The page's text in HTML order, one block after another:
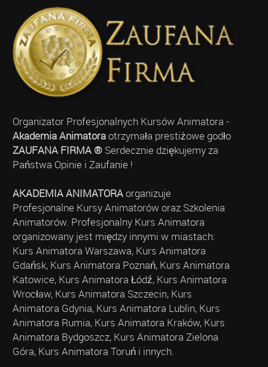
Organizator Profesjonalnych Kursów Animatora -
Akademia Animatoraotrzymała prestiżowe godło
ZAUFANA FIRMA ®Serdecznie dziękujemy za
Państwa Opinie i Zaufanie !
AKADEMIA ANIMATORAorganizuje
Profesjonalne Kursy Animatorów oraz Szkolenia
Animatorów. Profesjonalny Kurs Animatora
organizowany jest między innymi w miastach:
Kurs Animatora Warszawa, Kurs Animatora
Gdańsk, Kurs Animatora Poznań, Kurs Animatora
Katowice, Kurs Animatora Łódź, Kurs Animatora
Wrocław, Kurs Animatora Szczecin, Kurs
Animatora Gdynia, Kurs Animatora Lublin, Kurs
Animatora Rumia, Kurs Animatora Kraków, Kurs
Animatora Bydgoszcz, Kurs Animatora Zielona
Góra, Kurs Animatora Toruń i innych.